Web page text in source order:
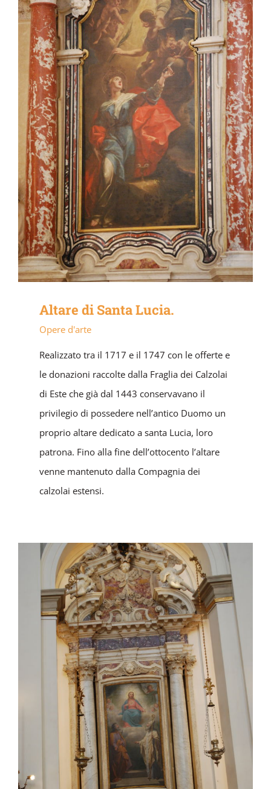
Altare di Santa Lucia.
Opere d'arte
Realizzato tra il 1717 e il 1747 con le offerte e
le donazioni raccolte dalla Fraglia dei Calzolai
di Este che già dal 1443 conservavano il
privilegio di possedere nell’antico Duomo un
proprio altare dedicato a santa Lucia, loro
patrona. Fino alla fine dell’ottocento l’altare
venne mantenuto dalla Compagnia dei
calzolai estensi.